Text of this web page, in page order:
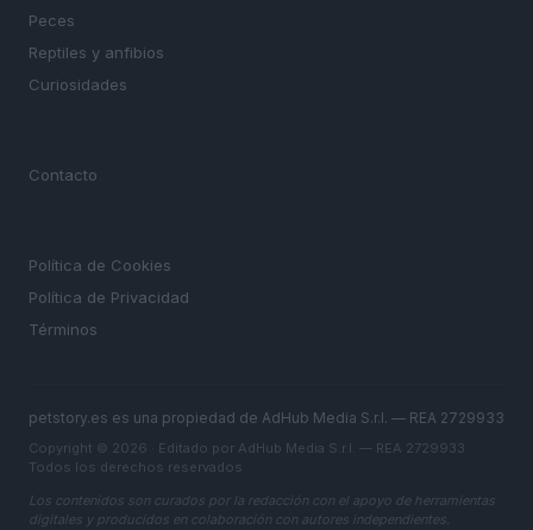
Peces
Reptiles y anfibios
Curiosidades
Contacto
Política de Cookies
Política de Privacidad
Términos
petstory.es es una propiedad de AdHub Media S.r.l. — REA 2729933
Copyright © 2026 · Editado por AdHub Media S.r.l. — REA 2729933
Todos los derechos reservados
Los contenidos son curados por la redacción con el apoyo de herramientas
digitales y producidos en colaboración con autores independientes.